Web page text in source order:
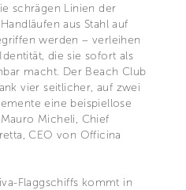
schrägen Linien der
aus Stahl auf
werden – verleihen
die sie sofort als
macht. Der Beach Club
vier seitlicher, auf zwei
eine beispiellose
Micheli, Chief
CEO von Officina
Flaggschiffs kommt in